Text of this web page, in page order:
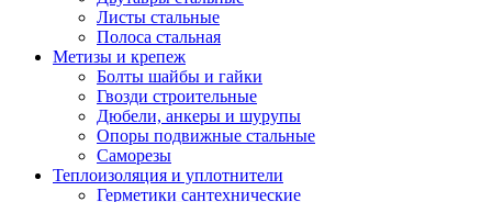
Листы стальные
Полоса стальная
Метизы и крепеж
Болты шайбы и гайки
Гвозди строительные
Дюбели, анкеры и шурупы
Опоры подвижные стальные
Саморезы
Теплоизоляция и уплотнители
Герметики сантехнические